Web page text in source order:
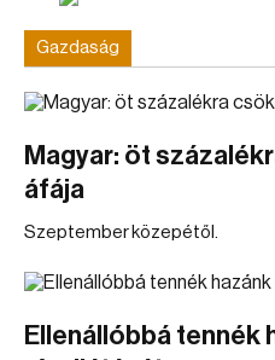
Gazdaság
Magyar: öt
áfája
Szeptember közepétől.
Ellenállóbbá tennék